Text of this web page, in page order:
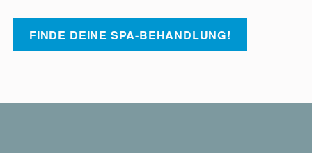
FINDE DEINE SPA-BEHANDLUNG!